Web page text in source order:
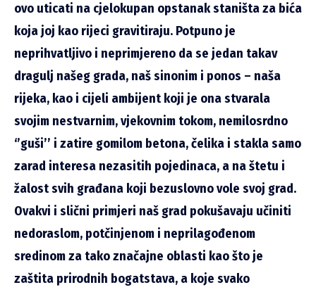
ovo uticati na cjelokupan opstanak staništa za bića
koja joj kao rijeci gravitiraju. Potpuno je
neprihvatljivo i neprimjereno da se jedan takav
dragulj našeg grada, naš sinonim i ponos – naša
rijeka, kao i cijeli ambijent koji je ona stvarala
svojim nestvarnim, vjekovnim tokom, nemilosrdno
‘’guši’’ i zatire gomilom betona, čelika i stakla samo
zarad interesa nezasitih pojedinaca, a na štetu i
žalost svih građana koji bezuslovno vole svoj grad.
Ovakvi i slični primjeri naš grad pokušavaju učiniti
nedoraslom, potčinjenom i neprilagođenom
sredinom za tako značajne oblasti kao što je
zaštita prirodnih bogatstava, a koje svako